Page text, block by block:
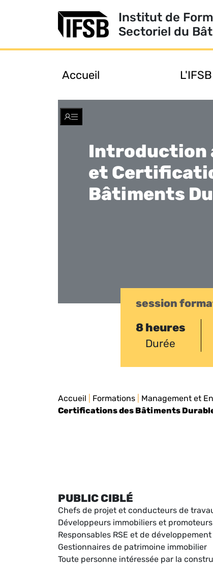
Institut de
Sectoriel du
Accueil L'IFSB
Toggle
Introduction
et
Bâtiments
session
8 heures
Durée
Accueil Formations Management et
Certifications des Bâtiments
PUBLIC CIBLÉ
Chefs de projet et conducteurs de
Développeurs immobiliers et promoteurs
Responsables RSE et de
Gestionnaires de patrimoine immobilier
Toute personne intéressée par la